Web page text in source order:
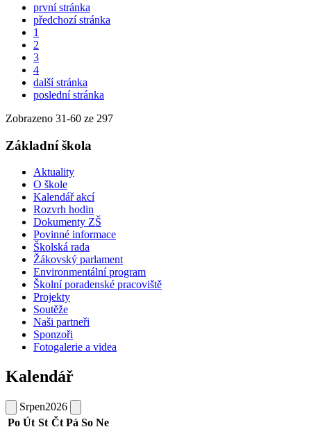
první stránka
předchozí stránka
1
2
3
4
další stránka
poslední stránka
Zobrazeno 31-60 ze 297
Základní škola
Aktuality
O škole
Kalendář akcí
Rozvrh hodin
Dokumenty ZŠ
Povinné informace
Školská rada
Žákovský parlament
Environmentální program
Školní poradenské pracoviště
Projekty
Soutěže
Naši partneři
Sponzoři
Fotogalerie a videa
Kalendář
Srpen2026
Po Út St Čt Pá So Ne